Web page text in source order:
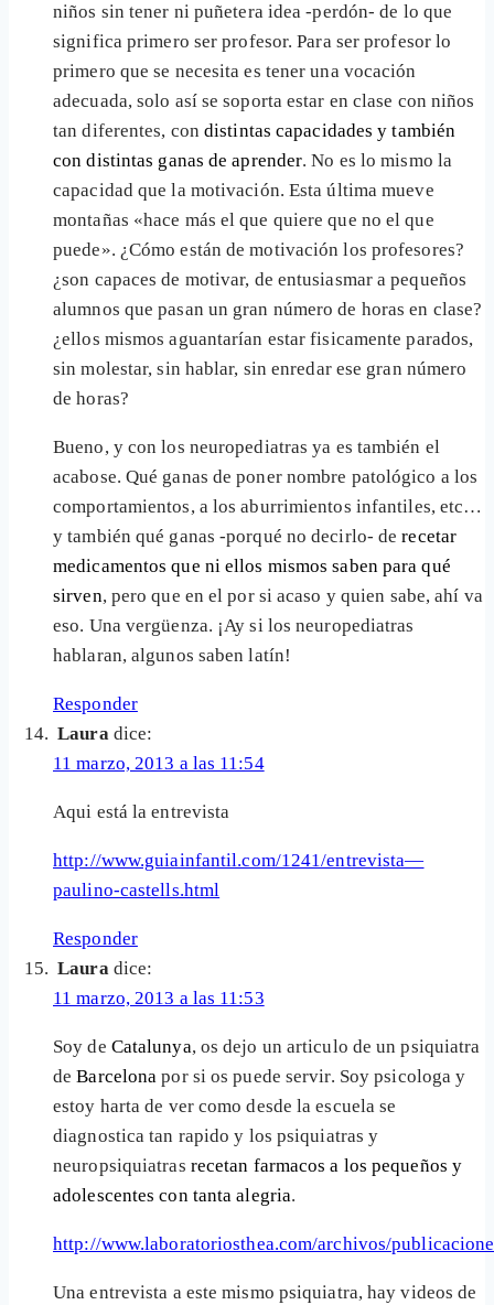
niños sin tener ni puñetera idea -perdón- de lo que
significa primero ser profesor. Para ser profesor lo
primero que se necesita es tener una vocación
adecuada, solo así se soporta estar en clase con niños
tan diferentes, condistintas capacidades y también
con distintas ganas de aprender. No es lo mismo la
capacidad que la motivación. Esta última mueve
montañas «hace más el que quiere que no el que
puede». ¿Cómo están de motivación los profesores?
¿son capaces de motivar, de entusiasmar a pequeños
alumnos que pasan un gran número de horas en clase?
¿ellos mismos aguantarían estar fisicamente parados,
sin molestar, sin hablar, sin enredar ese gran número
de horas?
Bueno, y con los neuropediatras ya es también el
acabose. Qué ganas de poner nombre patológico a los
comportamientos, a los aburrimientos infantiles, etc…
y también qué ganas -porqué no decirlo- derecetar
medicamentos que ni ellos mismos saben para qué
sirven, pero que en el por si acaso y quien sabe, ahí va
eso. Una vergüenza. ¡Ay si los neuropediatras
hablaran, algunos saben latín!
Responder
Laura dice:
11 marzo, 2013 a las 11:54
Aqui está la entrevista
http://www.guiainfantil.com/1241/entrevista—
paulino-castells.html
Responder
Laura dice:
11 marzo, 2013 a las 11:53
Soy de Catalunya, os dejo un articulo de un psiquiatra
deBarcelonapor si os puede servir. Soy psicologa y
estoy harta de ver como desde la escuela se
diagnostica tan rapido y los psiquiatras y
neuropsiquiatras recetan farmacos a los pequeños y
adolescentes con tanta alegria.
http://www.laboratoriosthea.com/archivos/
Una entrevista a este mismo psiquiatra, hay videos de